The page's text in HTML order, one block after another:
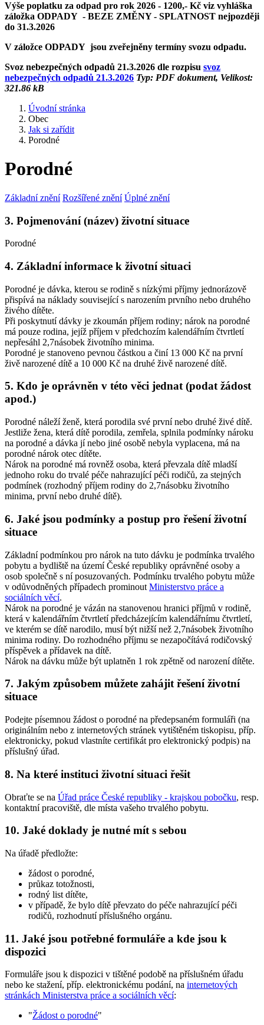
Výše poplatku za odpad pro rok 2026 - 1200,- Kč viz vyhláška
záložka ODPADY - BEZE ZMĚNY - SPLATNOST nejpozději
do 31.3.2026
V záložce ODPADY jsou zveřejněny termíny svozu odpadu.
Svoz nebezpečných odpadů 21.3.2026 dle rozpisu svoz
nebezpečných odpadů 21.3.2026 Typ: PDF dokument, Velikost:
321.86 kB
Úvodní stránka
Obec
Jak si zařídit
Porodné
Porodné
Základní znění Rozšířené znění Úplné znění
3. Pojmenování (název) životní situace
Porodné
4. Základní informace k životní situaci
Porodné je dávka, kterou se rodině s nízkými příjmy jednorázově
přispívá na náklady související s narozením prvního nebo druhého
živého dítěte.
Při poskytnutí dávky je zkoumán příjem rodiny; nárok na porodné
má pouze rodina, jejíž příjem v předchozím kalendářním čtvrtletí
nepřesáhl 2,7násobek životního minima.
Porodné je stanoveno pevnou částkou a činí 13 000 Kč na první
živě narozené dítě a 10 000 Kč na druhé živě narozené dítě.
5. Kdo je oprávněn v této věci jednat (podat žádost
apod.)
Porodné náleží ženě, která porodila své první nebo druhé živé dítě.
Jestliže žena, která dítě porodila, zemřela, splnila podmínky nároku
na porodné a dávka jí nebo jiné osobě nebyla vyplacena, má na
porodné nárok otec dítěte.
Nárok na porodné má rovněž osoba, která převzala dítě mladší
jednoho roku do trvalé péče nahrazující péči rodičů, za stejných
podmínek (rozhodný příjem rodiny do 2,7násobku životního
minima, první nebo druhé dítě).
6. Jaké jsou podmínky a postup pro řešení životní
situace
Základní podmínkou pro nárok na tuto dávku je podmínka trvalého
pobytu a bydliště na území České republiky oprávněné osoby a
osob společně s ní posuzovaných. Podmínku trvalého pobytu může
v odůvodněných případech prominout Ministerstvo práce a
sociálních věcí.
Nárok na porodné je vázán na stanovenou hranici příjmů v rodině,
která v kalendářním čtvrtletí předcházejícím kalendářnímu čtvrtletí,
ve kterém se dítě narodilo, musí být nižší než 2,7násobek životního
minima rodiny. Do rozhodného příjmu se nezapočítává rodičovský
příspěvek a přídavek na dítě.
Nárok na dávku může být uplatněn 1 rok zpětně od narození dítěte.
7. Jakým způsobem můžete zahájit řešení životní
situace
Podejte písemnou žádost o porodné na předepsaném formuláři (na
originálním nebo z internetových stránek vytištěném tiskopisu, příp.
elektronicky, pokud vlastníte certifikát pro elektronický podpis) na
příslušný úřad.
8. Na které instituci životní situaci řešit
Obraťte se na Úřad práce České republiky - krajskou pobočku, resp.
kontaktní pracoviště, dle místa vašeho trvalého pobytu.
10. Jaké doklady je nutné mít s sebou
Na úřadě předložte:
žádost o porodné,
průkaz totožnosti,
rodný list dítěte,
v případě, že bylo dítě převzato do péče nahrazující péči
rodičů, rozhodnutí příslušného orgánu.
11. Jaké jsou potřebné formuláře a kde jsou k
dispozici
Formuláře jsou k dispozici v tištěné podobě na příslušném úřadu
nebo ke stažení, příp. elektronickému podání, na internetových
stránkách Ministerstva práce a sociálních věcí:
"Žádost o porodné"